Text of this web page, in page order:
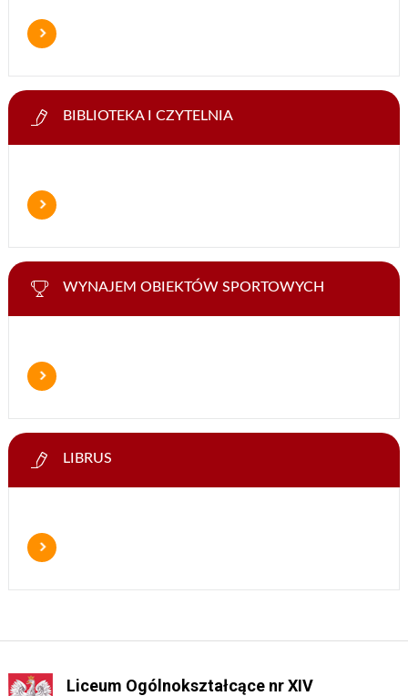
BIBLIOTEKA I CZYTELNIA
WYNAJEM OBIEKTÓW SPORTOWYCH
LIBRUS
Liceum Ogólnokształcące nr XIV